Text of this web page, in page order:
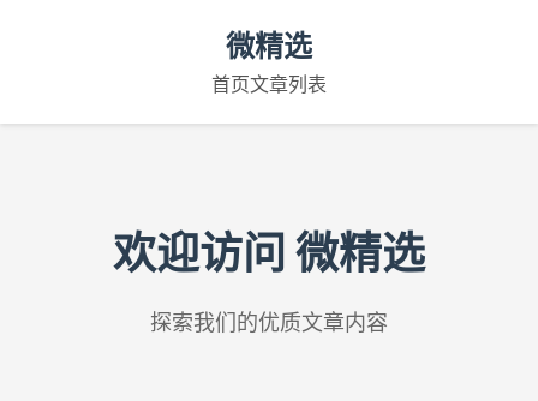
微精选
首页文章列表
欢迎访问 微精选
探索我们的优质文章内容